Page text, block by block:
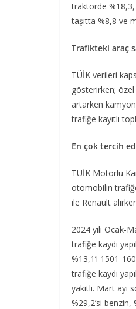
traktörde
taşıtta %8,8 ve
Trafikteki araç
TÜİK verileri
gösterirken;
artarken
trafiğe kayıtlı
En çok tercih
TÜİK Motorlu
otomobilin
ile Renault
2024 yılı Ocak-
trafiğe kaydı
%13,1’i 1501-
trafiğe kaydı
yakıtlı. Mart ayı
%29,2’si benzin,